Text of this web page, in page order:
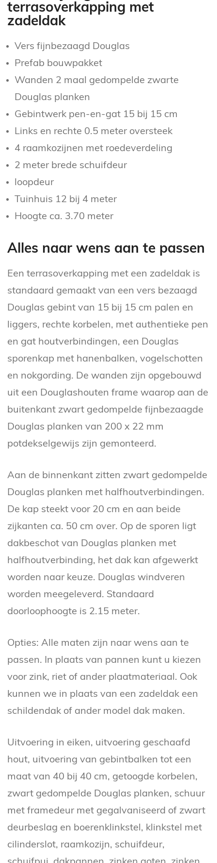
terrasoverkapping met
zadeldak
Vers fijnbezaagd Douglas
Prefab bouwpakket
Wanden 2 maal gedompelde zwarte
Douglas planken
Gebintwerk pen-en-gat 15 bij 15 cm
Links en rechte 0.5 meter oversteek
4 raamkozijnen met roedeverdeling
2 meter brede schuifdeur
loopdeur
Tuinhuis 12 bij 4 meter
Hoogte ca. 3.70 meter
Alles naar wens aan te passen
Een terrasoverkapping met een zadeldak is
standaard gemaakt van een vers bezaagd
Douglas gebint van 15 bij 15 cm palen en
liggers, rechte korbelen, met authentieke pen
en gat houtverbindingen, een Douglas
sporenkap met hanenbalken, vogelschotten
en nokgording. De wanden zijn opgebouwd
uit een Douglashouten frame waarop aan de
buitenkant zwart gedompelde fijnbezaagde
Douglas planken van 200 x 22 mm
potdekselgewijs zijn gemonteerd.
Aan de binnenkant zitten zwart gedompelde
Douglas planken met halfhoutverbindingen.
De kap steekt voor 20 cm en aan beide
zijkanten ca. 50 cm over. Op de sporen ligt
dakbeschot van Douglas planken met
halfhoutverbinding, het dak kan afgewerkt
worden naar keuze. Douglas windveren
worden meegeleverd. Standaard
doorloophoogte is 2.15 meter.
Opties: Alle maten zijn naar wens aan te
passen. In plaats van pannen kunt u kiezen
voor zink, riet of ander plaatmateriaal. Ook
kunnen we in plaats van een zadeldak een
schildendak of ander model dak maken.
Uitvoering in eiken, uitvoering geschaafd
hout, uitvoering van gebintbalken tot een
maat van 40 bij 40 cm, getoogde korbelen,
zwart gedompelde Douglas planken, schuur
met framedeur met gegalvaniseerd of zwart
deurbeslag en boerenklinkstel, klinkstel met
cilinderslot, raamkozijn, schuifdeur,